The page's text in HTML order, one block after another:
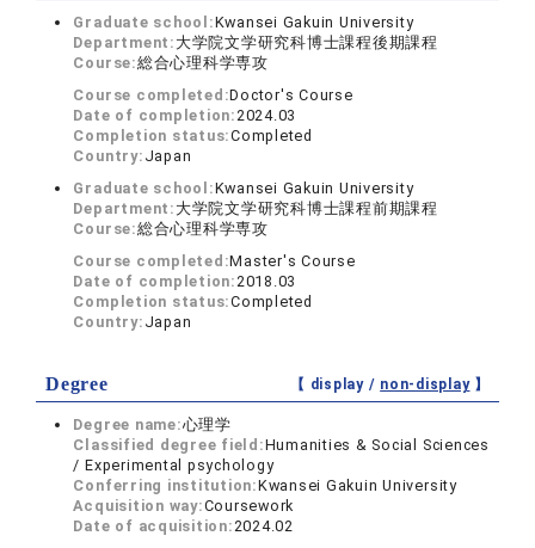
Graduate school:Kwansei Gakuin University
Department: 大学院文学研究科博士課程後期課程
Course:総合心理科学専攻
Course completed:Doctor's Course
Date of completion:2024.03
Completion status:Completed
Country: Japan
Graduate school:Kwansei Gakuin University
Department: 大学院文学研究科博士課程前期課程
Course:総合心理科学専攻
Course completed:Master's Course
Date of completion:2018.03
Completion status:Completed
Country: Japan
Degree 【 display / non-display】
Degree name:心理学
Classified degree field:Humanities & Social Sciences
/ Experimental psychology
Conferring institution:Kwansei Gakuin University
Acquisition way:Coursework
Date of acquisition:2024.02